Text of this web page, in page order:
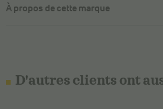
À propos de cette marque
D'autres clients ont